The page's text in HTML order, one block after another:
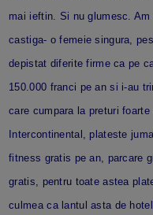
mai ieftin. Si nu glumesc.
castiga- o femeie singura,
depistat diferite firme ca pe
150.000 franci pe an si i-au
care cumpara la preturi
Intercontinental, plateste
fitness gratis pe an, parcare
gratis, pentru toate astea
culmea ca lantul asta de